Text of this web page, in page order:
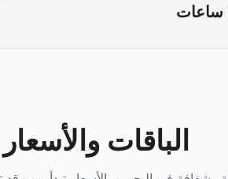
الباقات والأسعار